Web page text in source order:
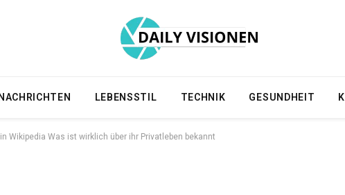
NACHRICHTEN LEBENSSTIL TECHNIK GESUNDHEIT
Wikipedia Was ist wirklich über ihr Privatleben bekannt